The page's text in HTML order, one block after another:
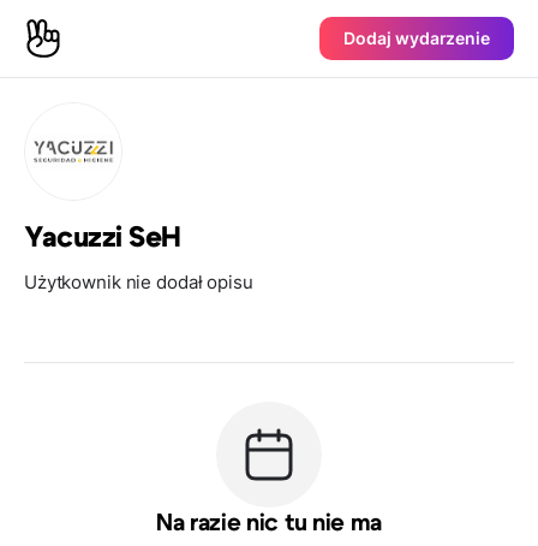
Dodaj wydarzenie
Yacuzzi SeH
Użytkownik nie dodał opisu
Na razie nic tu nie ma